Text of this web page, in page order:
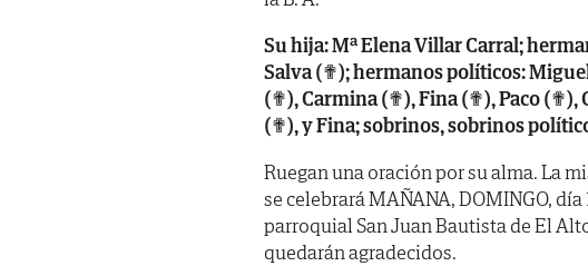
Su hija: Mª Elena Villar Carral;
Salva (✟); hermanos políticos:
(✟), Carmina (✟), Fina (✟), Paco
(✟), y Fina; sobrinos, sobrinos
Ruegan una oración por su alma. La
se celebrará MAÑANA, DOMINGO,
parroquial San Juan Bautista de El
quedarán agradecidos.